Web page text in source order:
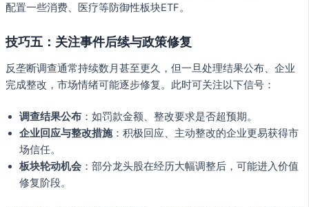
配置一些消费、医疗等防御性板块ETF。
技巧五：关注事件后续与政策修复
反垄断调查通常持续数月甚至更久，但一旦处理结果公布、企业
完成整改，市场情绪可能逐步修复。此时可关注以下信号：
调查结果公布 ：如罚款金额、整改要求是否超预期。
企业回应与整改措施：积极回应、主动整改的企业更易获得市
场信任。
板块轮动机会 ：部分龙头股在经历大幅调整后，可能进入价值
修复阶段。